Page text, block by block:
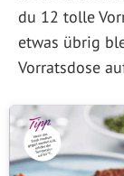
du 12 tolle
etwas übrig
Vorratsdose